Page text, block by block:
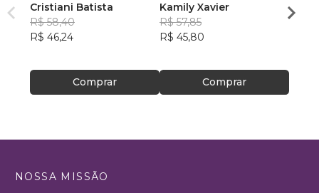
Cristiani Batista
R$ 58,40
R$ 46,24
Comprar
Kamily Xavier
R$ 57,85
R$ 45,80
Comprar
R$
NOSSA MISSÃO